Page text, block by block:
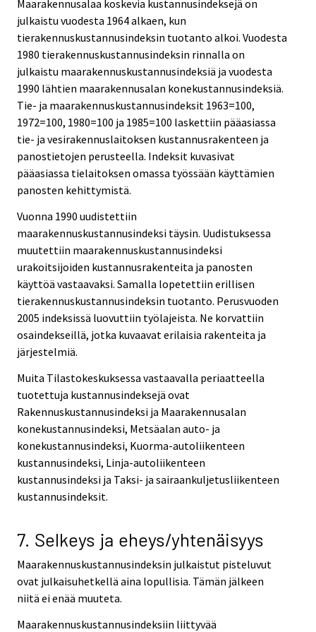
Maarakennusalaa koskevia kustannusindeksejä on
julkaistu vuodesta 1964 alkaen, kun
tierakennuskustannusindeksin tuotanto alkoi. Vuodesta
1980 tierakennuskustannusindeksin rinnalla on
julkaistu maarakennuskustannusindeksiä ja vuodesta
1990 lähtien maarakennusalan konekustannusindeksiä.
Tie- ja maarakennuskustannusindeksit 1963=100,
1972=100, 1980=100 ja 1985=100 laskettiin pääasiassa
tie- ja vesirakennuslaitoksen kustannusrakenteen ja
panostietojen perusteella. Indeksit kuvasivat
pääasiassa tielaitoksen omassa työssään käyttämien
panosten kehittymistä.
Vuonna 1990 uudistettiin
maarakennuskustannusindeksi täysin. Uudistuksessa
muutettiin maarakennuskustannusindeksi
urakoitsijoiden kustannusrakenteita ja panosten
käyttöä vastaavaksi. Samalla lopetettiin erillisen
tierakennuskustannusindeksin tuotanto. Perusvuoden
2005 indeksissä luovuttiin työlajeista. Ne korvattiin
osaindekseillä, jotka kuvaavat erilaisia rakenteita ja
järjestelmiä.
Muita Tilastokeskuksessa vastaavalla periaatteella
tuotettuja kustannusindeksejä ovat
Rakennuskustannusindeksi ja Maarakennusalan
konekustannusindeksi, Metsäalan auto- ja
konekustannusindeksi, Kuorma-autoliikenteen
kustannusindeksi, Linja-autoliikenteen
kustannusindeksi ja Taksi- ja sairaankuljetusliikenteen
kustannusindeksit.
7. Selkeys ja eheys/yhtenäisyys
Maarakennuskustannusindeksin julkaistut pisteluvut
ovat julkaisuhetkellä aina lopullisia. Tämän jälkeen
niitä ei enää muuteta.
Maarakennuskustannusindeksiin liittyvää